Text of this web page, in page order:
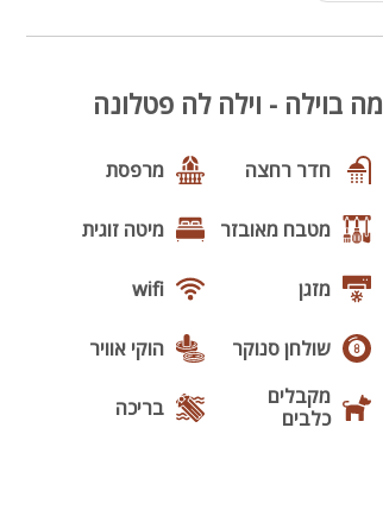
מה בוילה - וילה לה פטלונה
חדר רחצה מרפסת
מטבח מאובזר מיטה זוגית
מזגן wifi
שולחן סנוקר
הוקי אוויר
מקבלים
כלבים
בריכה